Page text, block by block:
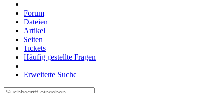
Forum
Dateien
Artikel
Seiten
Tickets
Häufig gestellte Fragen
Erweiterte Suche